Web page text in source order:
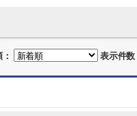
表示件数